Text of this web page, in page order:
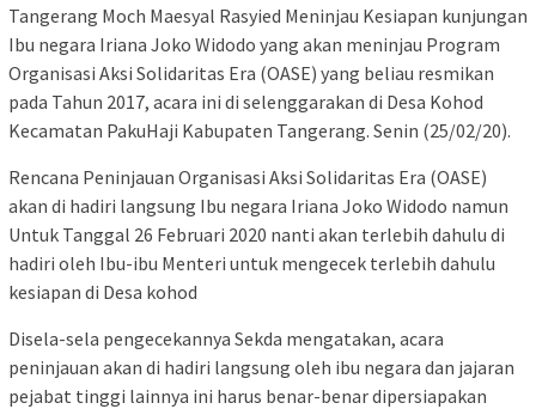
Tangerang Moch Maesyal Rasyied Meninjau Kesiapan kunjungan
Ibu negara Iriana Joko Widodo yang akan meninjau Program
Organisasi Aksi Solidaritas Era (OASE) yang beliau resmikan
pada Tahun 2017, acara ini di selenggarakan di Desa Kohod
Kecamatan PakuHaji Kabupaten Tangerang. Senin (25/02/20).
Rencana Peninjauan Organisasi Aksi Solidaritas Era (OASE)
akan di hadiri langsung Ibu negara Iriana Joko Widodo namun
Untuk Tanggal 26 Februari 2020 nanti akan terlebih dahulu di
hadiri oleh Ibu-ibu Menteri untuk mengecek terlebih dahulu
kesiapan di Desa kohod
Disela-sela pengecekannya Sekda mengatakan, acara
peninjauan akan di hadiri langsung oleh ibu negara dan jajaran
pejabat tinggi lainnya ini harus benar-benar dipersiapakan